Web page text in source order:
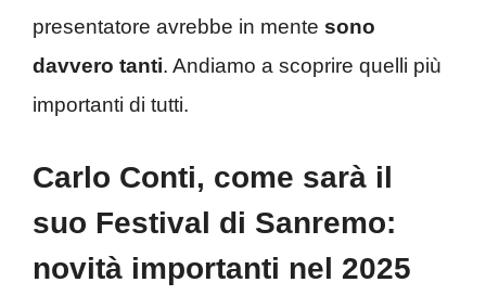
presentatore avrebbe in mente sono
davvero tanti. Andiamo a scoprire quelli più
importanti di tutti.
Carlo Conti, come sarà il
suo Festival di Sanremo:
novità importanti nel 2025